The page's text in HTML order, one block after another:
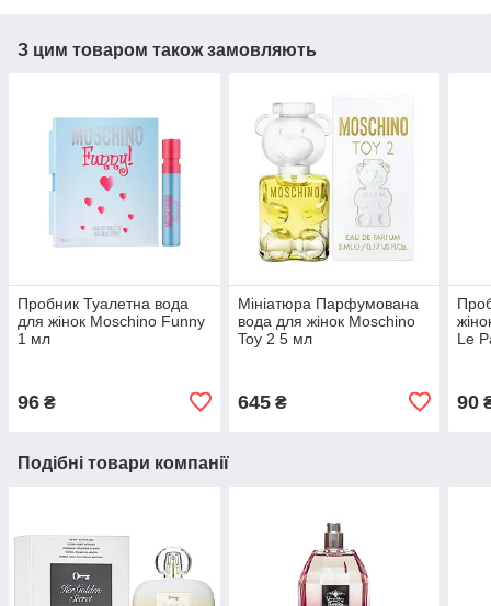
З цим товаром також замовляють
Пробник Туалетна вода
для жінок Moschino Funny
1 мл
96 ₴
Мініатюра Парфумована
вода для жінок Moschino
Toy 2 5 мл
645₴
Le
90
Подібні товари компанії